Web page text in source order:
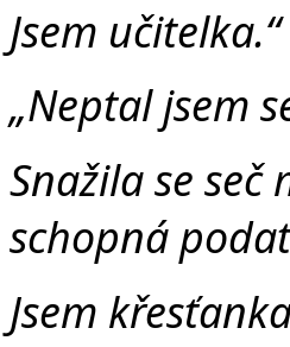
Jsem učitelka.“
„Neptal jsem
Snažila se seč
schopná
Jsem